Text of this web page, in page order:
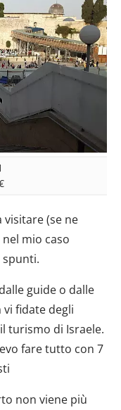
visitare (se ne
mio caso
spunti.
guide o dalle
fidate degli
turismo di Israele.
fare tutto con 7
non viene più